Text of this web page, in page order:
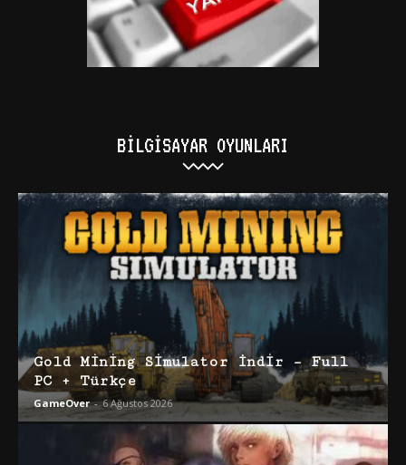
BILGISAYAR OYUNLARI
Gold Mining Simulator İndir – Full
PC + Türkçe
GameOver - 6 Ağustos 2026